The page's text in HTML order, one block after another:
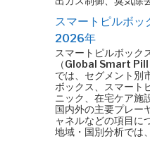
スマートピルボッ
2026年
スマートピルボック
（Global Smart
では、セグメント別
ボックス、スマート
ニック、在宅ケア施
国内外の主要プレー
ャネルなどの項目に
地域・国別分析では